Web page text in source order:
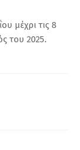
μέχρι τις 8
του 2025.